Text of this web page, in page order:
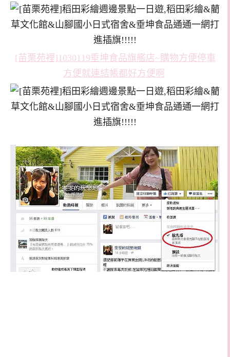
[苗栗苑裡]1030119垂坤食品旗艦店~購物方便停車
方便就連結帳都好方便啊